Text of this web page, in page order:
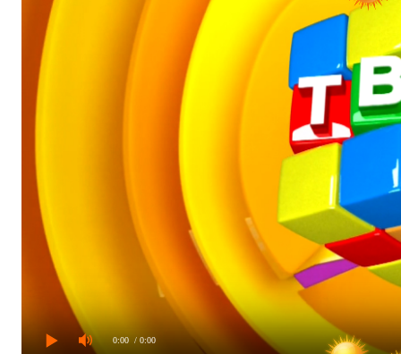
0:00 / 0:00